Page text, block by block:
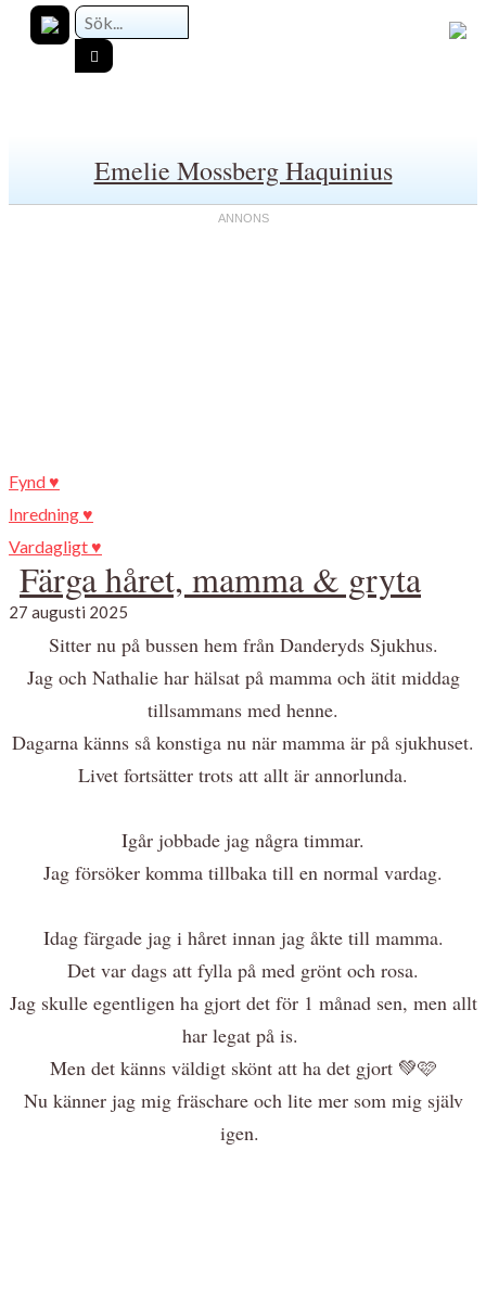
Emelie Mossberg Haquinius
Fynd ♥
Inredning ♥
Vardagligt ♥
Färga håret, mamma & gryta
27 augusti 2025
Sitter nu på bussen hem från Danderyds Sjukhus.
Jag och Nathalie har hälsat på mamma och ätit middag
tillsammans med henne.
Dagarna känns så konstiga nu när mamma är på sjukhuset.
Livet fortsätter trots att allt är annorlunda.
Igår jobbade jag några timmar.
Jag försöker komma tillbaka till en normal vardag.
Idag färgade jag i håret innan jag åkte till mamma.
Det var dags att fylla på med grönt och rosa.
Jag skulle egentligen ha gjort det för 1 månad sen, men allt
har legat på is.
Men det känns väldigt skönt att ha det gjort 💚🩷
Nu känner jag mig fräschare och lite mer som mig själv
igen.